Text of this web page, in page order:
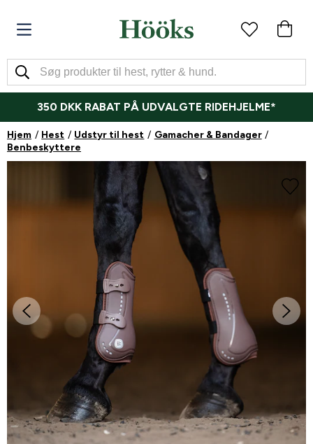
350 DKK RABAT PÅ UDVALGTE RIDEHJELME*
Hjem Hest Udstyr til hest
Gamacher & Bandager
Benbeskyttere